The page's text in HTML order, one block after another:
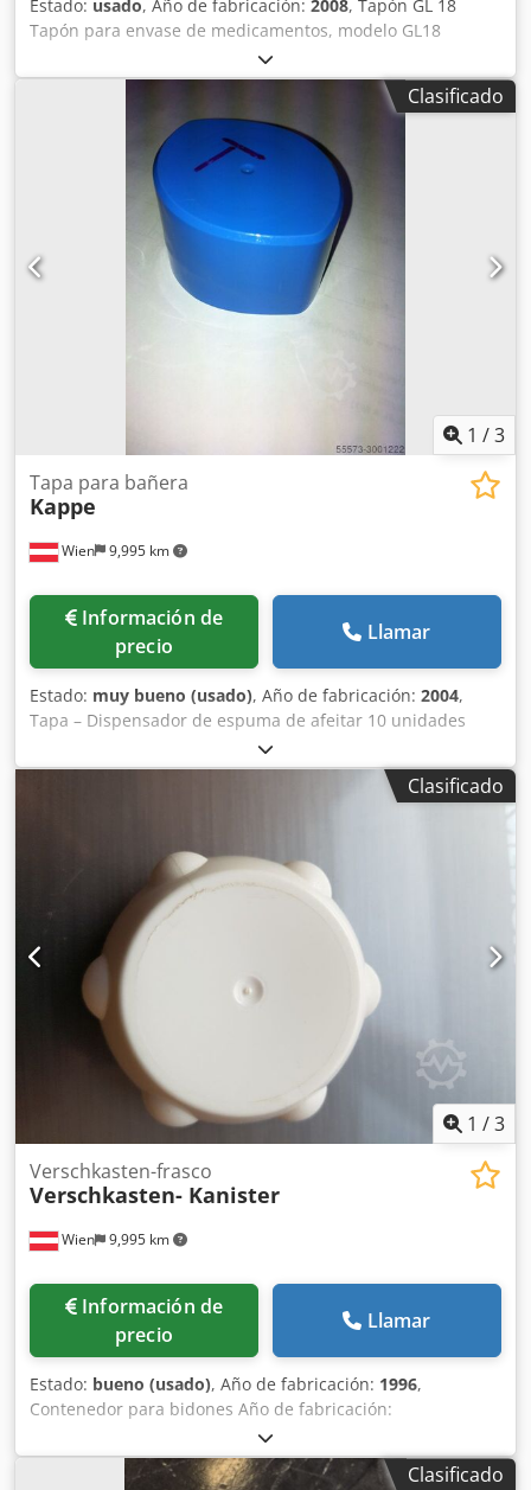
Estado: usado, Año de fabricación: 2008, Tapón GL 18
Tapón para envase de medicamentos, modelo GL18
Crodpfx Aodqbzqebzef Molde para inyección con 10
cavidades
Clasificado
1 /3
Wien 9,995 km
Tapa para bañera
Kappe
Información de
precio
Llamar
Estado: muy bueno (usado), Año de fabricación: 2004,
Tapa – Dispensador de espuma de afeitar 10 unidades
Crjdpsc Nw Rhjfx Abzef Año de fabricación: 2004 En muy
buen estado.
Clasificado
1 /3
Wien 9,995 km
Verschkasten-frasco
Verschkasten- Kanister
Información de
precio
Llamar
Estado: bueno (usado), Año de fabricación: 1996,
Contenedor para bidones Año de fabricación:
aproximadamente 1996 De un solo compartimento
Crodjdqb Ahjpfx Abzof
Clasificado